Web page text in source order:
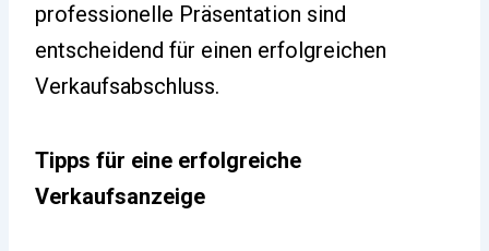
professionelle Präsentation sind
entscheidend für einen erfolgreichen
Verkaufsabschluss.
Tipps für eine erfolgreiche
Verkaufsanzeige